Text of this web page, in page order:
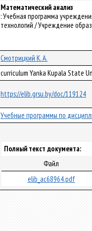
Математический анализ
: Учебная программа
технологий / Учреждение
Смотрицкий К. А.
curriculum Yanka Kupala State
https://elib.grsu.by/doc/119124
Учебные программы по
Полный текст документа:
Файл
elib_ac68964.pdf